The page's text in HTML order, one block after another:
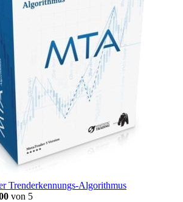
Trenderkennungs-Algorithmus
von 5